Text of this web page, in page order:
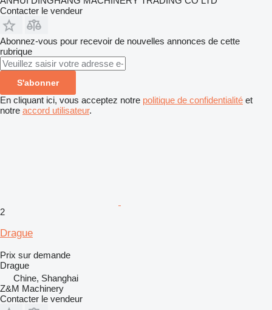
Contacter le vendeur
Abonnez-vous pour recevoir de nouvelles annonces de cette
rubrique
S'abonner
En cliquant ici, vous acceptez notre politique de confidentialité et
notre accord utilisateur.
2
Drague
Prix sur demande
Drague
Chine, Shanghai
Z&M Machinery
Contacter le vendeur